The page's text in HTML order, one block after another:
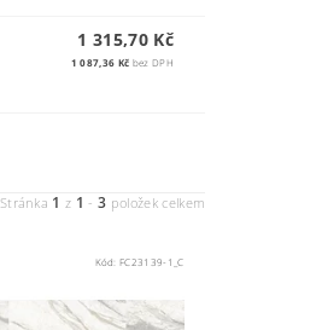
1 315,70 Kč
1 087,36 Kč bez DPH
Stránka 1 z 1 -3 položek celkem
Kód:FC23139-1_C